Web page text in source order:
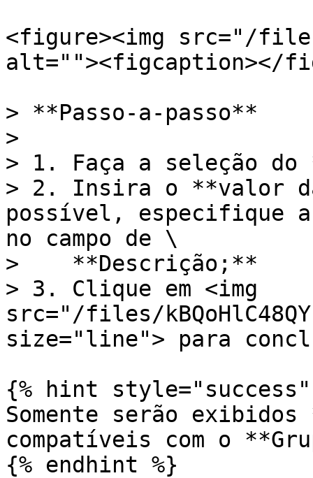
<figure><img src="/files/
alt=""><figcaption></
> **Passo-a-passo**
>
> 1. Faça a seleção
> 2. Insira o **valor
possível, especifique
no campo de \
>    **Descrição;**
> 3. Clique em <img
src="/files/
size="line"> para
{% hint style="success"
Somente serão
compatíveis com o
{% endhint %}